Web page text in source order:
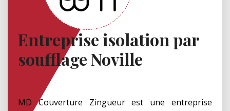
Entreprise isolation par
soufflage Noville
MD Couverture Zingueur est une entreprise